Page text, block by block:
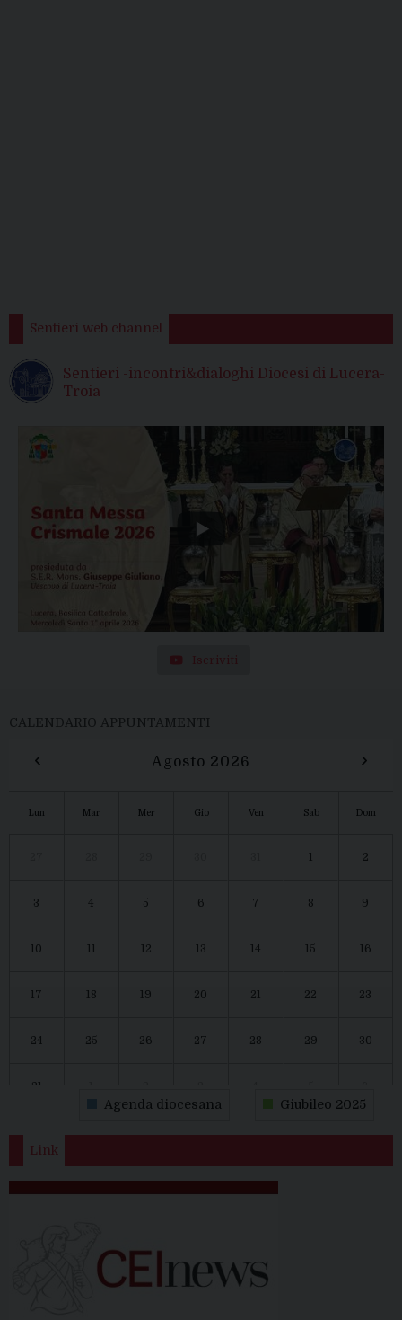
Sentieri web channel
Sentieri -incontri&dialoghi Diocesi di Lucera-
Troia
Iscriviti
CALENDARIO APPUNTAMENTI
‹ Agosto 2026 ›
Lun Mar Mer Gio Ven Sab Dom
2
3 4 5 6 7 8 9
10 12 13 14 15 16
17 18 19 20 21 22 23
24 25 26 27 28 29 30
31
Agenda diocesana Giubileo 2025
Link